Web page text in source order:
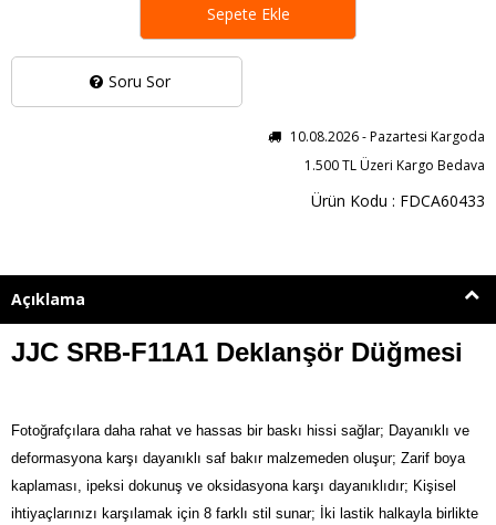
Soru Sor
10.08.2026 - Pazartesi Kargoda
1.500 TL Üzeri Kargo Bedava
Ürün Kodu : FDCA60433
Sepete Ekle
Açıklama
JJC SRB-F11A1 Deklanşör Düğmesi
Fotoğrafçılara daha rahat ve hassas bir baskı hissi sağlar; Dayanıklı ve
deformasyona karşı dayanıklı saf bakır malzemeden oluşur; Zarif boya
kaplaması, ipeksi dokunuş ve oksidasyona karşı dayanıklıdır; Kişisel
ihtiyaçlarınızı karşılamak için 8 farklı stil sunar; İki lastik halkayla birlikte